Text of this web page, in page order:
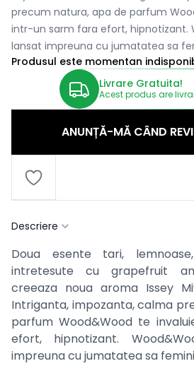
precum natura, apa de parfum
intr-un sarm fara efort, hipnotizant.
lansat impreuna cu jumatatea sa
Produsul este momentan
Livrare Gratuita!
Acest produs are
ANUNȚĂ-MĂ CÂND
Descriere
Doua esente tari,
intretesute cu grapefruit
creeaza noua aroma Issey
Intriganta, impozanta, calma
parfum Wood&Wood te
efort, hipnotizant.
impreuna cu jumatatea sa